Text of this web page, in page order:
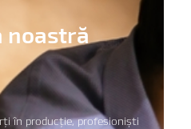
noastră
în producție, profesioniști